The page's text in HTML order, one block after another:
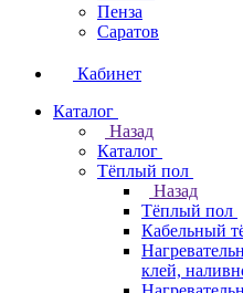
Пенза
Саратов
Кабинет
Каталог
Назад
Каталог
Тёплый пол
Назад
Тёплый пол
Кабельный
клей,